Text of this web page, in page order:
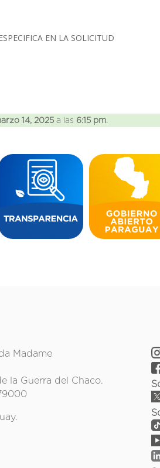
EN LA SOLICITUD
14, 2025 a las 6:15 pm
Madame
la Guerra del Chaco.